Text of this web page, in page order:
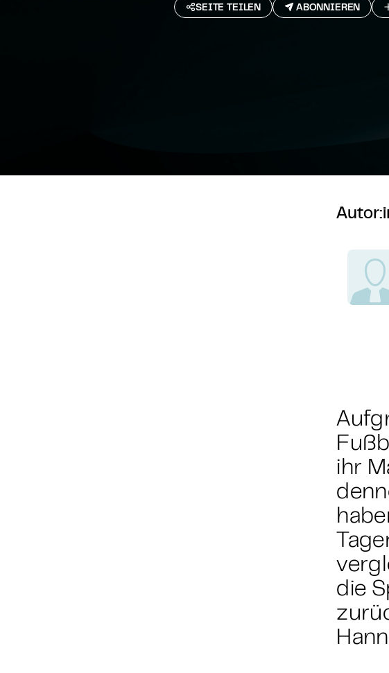
SEITE TEILEN ABONNIEREN
ihr
die